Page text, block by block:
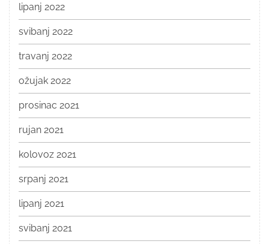
lipanj 2022
svibanj 2022
travanj 2022
ožujak 2022
prosinac 2021
rujan 2021
kolovoz 2021
srpanj 2021
lipanj 2021
svibanj 2021